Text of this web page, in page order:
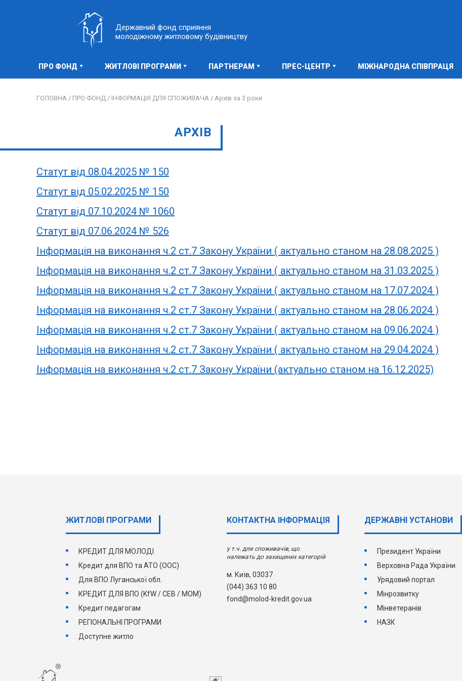
Державний фонд сприяння
молодіжному житловому будівництву
ПРО ФОНД ЖИТЛОВІ ПРОГРАМИ ПАРТНЕРАМ ПРЕС-ЦЕНТР МІЖНАРОДНА СПІВПРАЦЯ
ГОЛОВНА / ПРО ФОНД / ІНФОРМАЦІЯ ДЛЯ СПОЖИВАЧА / Архів за 3 роки
АРХІВ
Статут від 08.04.2025 № 150
Статут від 05.02.2025 № 150
Статут від 07.10.2024 № 1060
Статут від 07.06.2024 № 526
Інформація на виконання ч.2 ст.7 Закону України ( актуально станом на 28.08.2025 )
Інформація на виконання ч.2 ст.7 Закону України ( актуально станом на 31.03.2025 )
Інформація на виконання ч.2 ст.7 Закону України ( актуально станом на 17.07.2024 )
Інформація на виконання ч.2 ст.7 Закону України ( актуально станом на 28.06.2024 )
Інформація на виконання ч.2 ст.7 Закону України ( актуально станом на 09.06.2024 )
Інформація на виконання ч.2 ст.7 Закону України ( актуально станом на 29.04.2024 )
Інформація на виконання ч.2 ст.7 Закону України (актуально станом на 16.12.2025)
ЖИТЛОВІ ПРОГРАМИ
КРЕДИТ ДЛЯ МОЛОДІ
Кредит для ВПО та АТО (ООС)
Для ВПО Луганської обл.
КРЕДИТ ДЛЯ ВПО (KfW / СЕВ / МОМ)
Кредит педагогам
РЕГІОНАЛЬНІ ПРОГРАМИ
Доступне житло
КОНТАКТНА ІНФОРМАЦІЯ
у т.ч. для споживачів, що
належать до захищених категорій
м. Київ, 03037
(044) 363 10 80
fond@molod-kredit.gov.ua
ДЕРЖАВНI УСТАНОВИ
Президент України
Верховна Рада України
Урядовий портал
Мінрозвитку
Мінветеранів
НАЗК